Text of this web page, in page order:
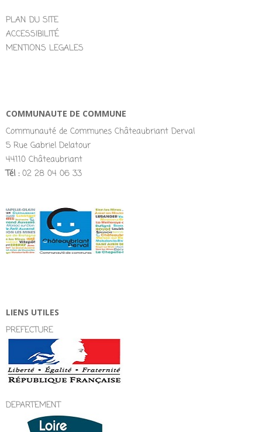
PLAN DU SITE
ACCESSIBILITÉ
MENTIONS LEGALES
COMMUNAUTE DE COMMUNE
Communauté de Communes Châteaubriant Derval
5 Rue Gabriel Delatour
44110 Châteaubriant
Tél :02 28 04 06 33
LIENS UTILES
PREFECTURE
DEPARTEMENT